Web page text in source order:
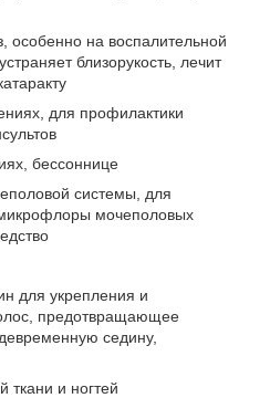
особенно на воспалительной
близорукость, лечит
для профилактики
бессоннице
системы, для
мочеполовых
для укрепления и
предотвращающее
седину,
ткани и ногтей